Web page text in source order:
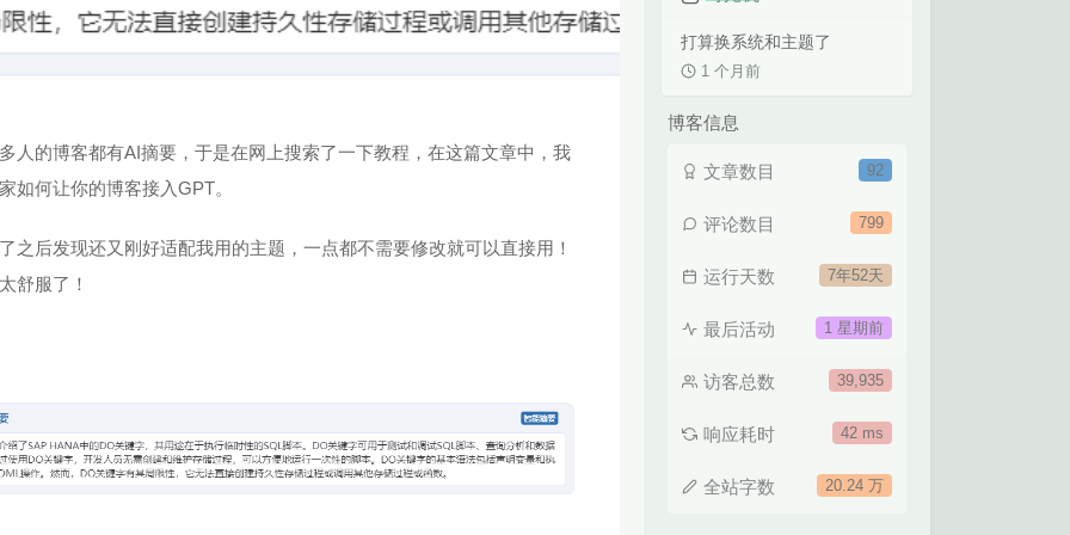
人的博客都有AI摘要，于是在网上搜索了一下教程，在这篇文章中，我
如何让你的博客接入GPT。
之后发现还又刚好适配我用的主题，一点都不需要修改就可以直接用！
舒服了！
打算换系统和主题了
1 个月前
博客信息
92
文章数目
799
评论数目
7年52天
运行天数
1 星期前
最后活动
39,935
访客总数
42 ms
响应耗时
20.24 万
全站字数